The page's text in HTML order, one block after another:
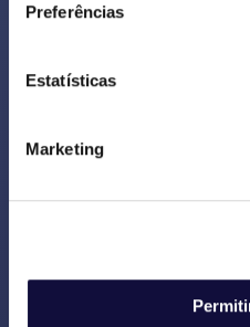
Preferências
Estatísticas
Marketing